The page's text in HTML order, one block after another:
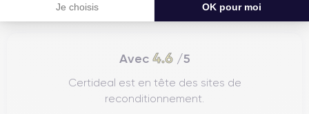
Je choisis OK pour moi
Avec 4.6/5
Certideal est en tête des sites de
reconditionnement.